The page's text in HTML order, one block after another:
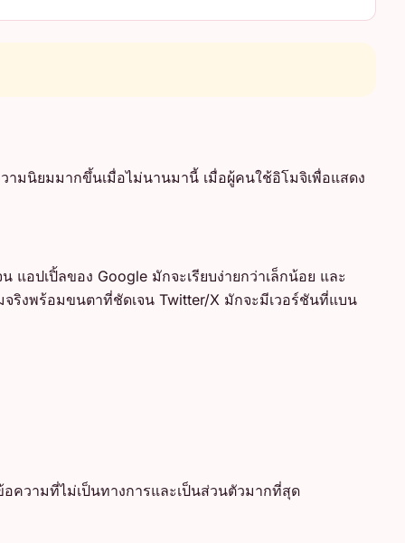
มนิยมมากขึ้นเมื่อไม่นานมานี้ เมื่อผู้คนใช้อิโมจิเพื่อแสดง
อปเปิ้ลของ Google มักจะเรียบง่ายกว่าเล็กน้อย และ
ริงพร้อมขนตาที่ชัดเจน Twitter/X มักจะมีเวอร์ชันที่แบน
ความที่ไม่เป็นทางการและเป็นส่วนตัวมากที่สุด